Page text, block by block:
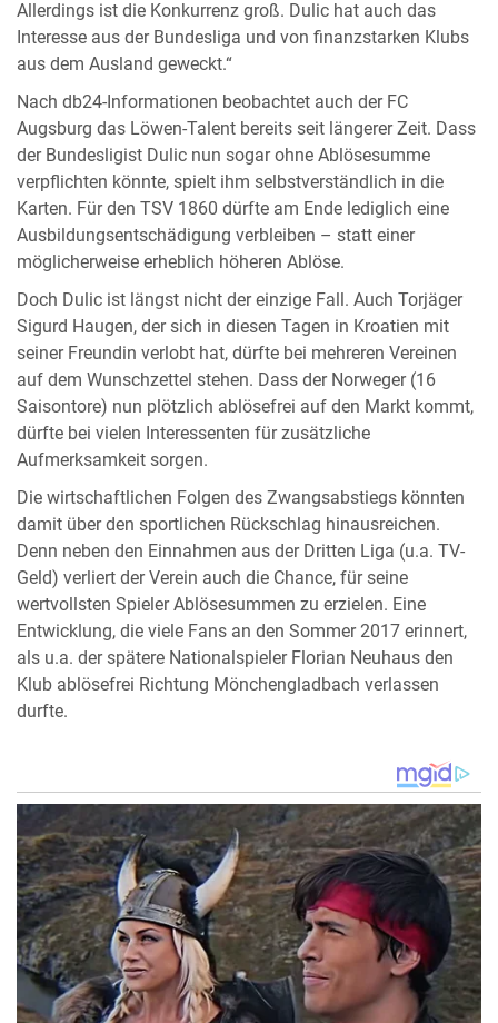
Allerdings ist die Konkurrenz groß. Dulic hat auch das
Interesse aus der Bundesliga und von finanzstarken Klubs
aus dem Ausland geweckt.“
Nach db24-Informationen beobachtet auch der FC
Augsburg das Löwen-Talent bereits seit längerer Zeit. Dass
der Bundesligist Dulic nun sogar ohne Ablösesumme
verpflichten könnte, spielt ihm selbstverständlich in die
Karten. Für den TSV 1860 dürfte am Ende lediglich eine
Ausbildungsentschädigung verbleiben – statt einer
möglicherweise erheblich höheren Ablöse.
Doch Dulic ist längst nicht der einzige Fall. Auch Torjäger
Sigurd Haugen, der sich in diesen Tagen in Kroatien mit
seiner Freundin verlobt hat, dürfte bei mehreren Vereinen
auf dem Wunschzettel stehen. Dass der Norweger (16
Saisontore) nun plötzlich ablösefrei auf den Markt kommt,
dürfte bei vielen Interessenten für zusätzliche
Aufmerksamkeit sorgen.
Die wirtschaftlichen Folgen des Zwangsabstiegs könnten
damit über den sportlichen Rückschlag hinausreichen.
Denn neben den Einnahmen aus der Dritten Liga (u.a. TV-
Geld) verliert der Verein auch die Chance, für seine
wertvollsten Spieler Ablösesummen zu erzielen. Eine
Entwicklung, die viele Fans an den Sommer 2017 erinnert,
als u.a. der spätere Nationalspieler Florian Neuhaus den
Klub ablösefrei Richtung Mönchengladbach verlassen
durfte.